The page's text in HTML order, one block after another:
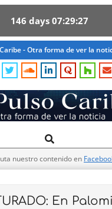
146 days 07 29 26
- Otra forma de ver la
Search
nuestro contenido en
En